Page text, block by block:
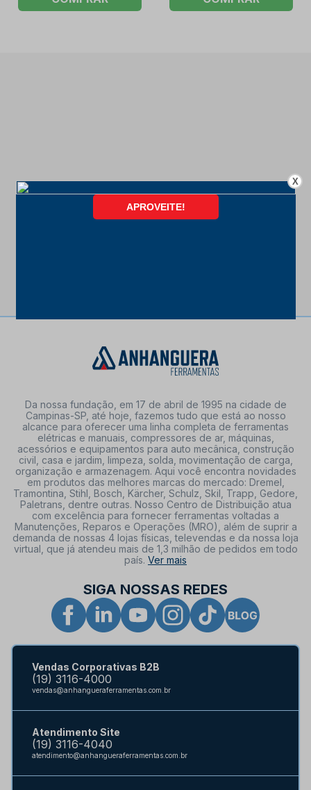
FORMAS DE PAGAMENTO
Da nossa fundação, em 17 de abril de 1995 na cidade de
Campinas-SP, até hoje, fazemos tudo que está ao nosso
alcance para oferecer uma linha completa de ferramentas
elétricas e manuais, compressores de ar, máquinas,
acessórios e equipamentos para auto mecânica, construção
civil, casa e jardim, limpeza, solda, movimentação de carga,
organização e armazenagem. Aqui você encontra novidades
em produtos das melhores marcas do mercado: Dremel,
Tramontina, Stihl, Bosch, Kärcher, Schulz, Skil, Trapp, Gedore,
Paletrans, dentre outras. Nosso Centro de Distribuição atua
com excelência para fornecer ferramentas voltadas a
Manutenções, Reparos e Operações (MRO), além de suprir a
demanda de nossas 4 lojas físicas, televendas e da nossa loja
virtual, que já atendeu mais de 1,3 milhão de pedidos em todo
país. Ver mais
SIGA NOSSAS REDES
Vendas Corporativas B2B
(19) 3116-4000
vendas@anhangueraferramentas.com.br
Atendimento Site
(19) 3116-4040
atendimento@anhangueraferramentas.com.br
X